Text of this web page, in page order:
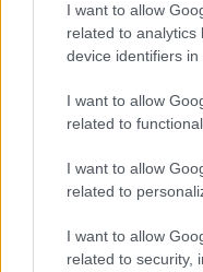
I want to allow
related to analytics
device identifiers in
I want to allow
related to
I want to allow
related to
I want to allow
related to security,
Michelle
vivo: un
esplode